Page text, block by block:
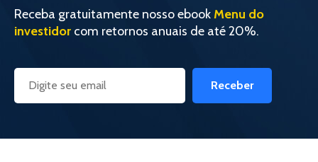
Receba gratuitamente nosso ebookMenu do
investidor com retornos anuais de até 20%.
Receber